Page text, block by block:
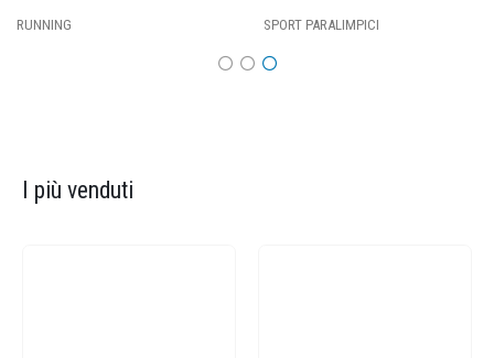
CALCIO
I più venduti